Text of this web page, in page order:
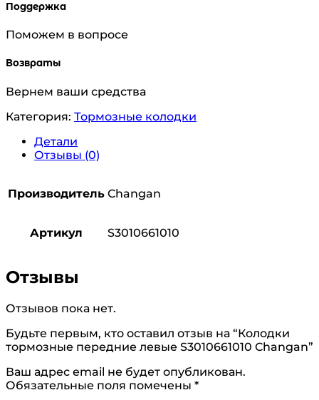
Поддержка
Поможем в вопросе
Возвраты
Вернем ваши средства
Категория: Тормозные колодки
Детали
Отзывы (0)
Производитель Changan
Артикул S3010661010
Отзывы
Отзывов пока нет.
Будьте первым, кто оставил отзыв на “Колодки
тормозные передние левые S3010661010 Changan”
Ваш адрес email не будет опубликован.
Обязательные поля помечены *